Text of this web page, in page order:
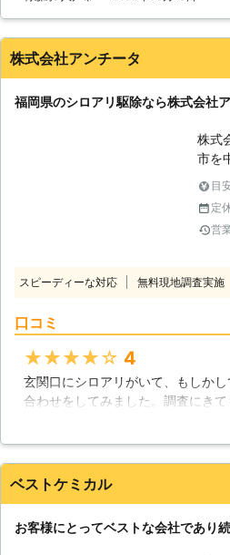
はち
巣に
い
株式会社アンチータ
福岡県のシロアリ駆除なら株式会社
株式
市を
り
者と
籍！
あり
です。 そのため、お客様の住まいや被害状況に合わせた
作業
2通り
発生
せてい
の保証になります
に備
目
定
営
スピーディーな対応 無料現地調査実施
口コミ
★★★★★ 4
玄関口にシロアリがいて、もしか
合わせをしてみました。調査にき
修繕も行ってもらえたので助かりま
福岡県 福岡市東区 2016年11月30日
ベストケミカル
お客様にとってベストな会社であり